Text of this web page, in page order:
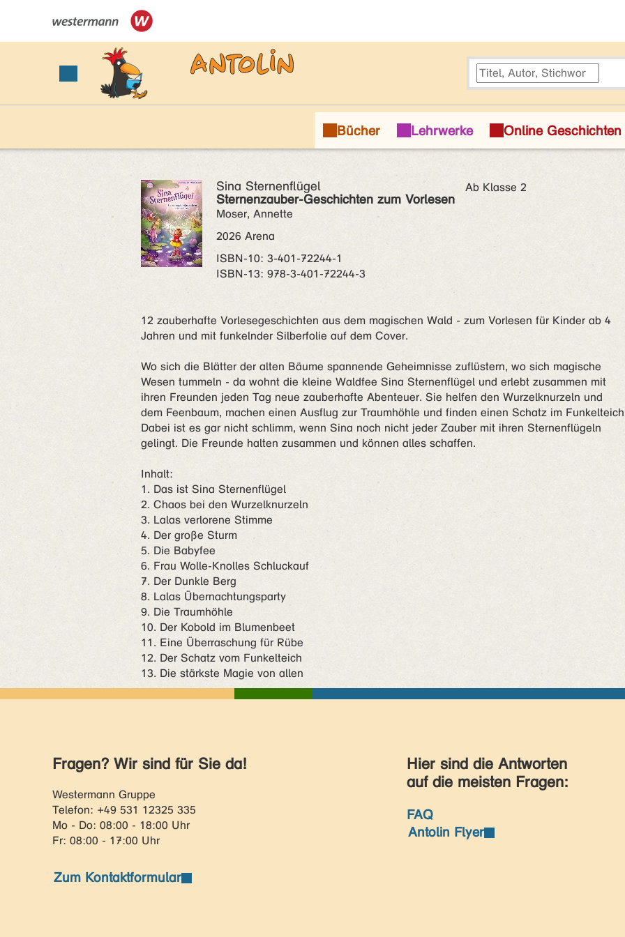
Sina Sternenflügel
Sternenzauber-Geschichten zum Vorlesen
Moser, Annette
2026 Arena
ISBN‑10: 3-401-72244-1
ISBN‑13: 978-3-401-72244-3
Ab Klasse 2
12 zauberhafte Vorlesegeschichten aus dem magischen Wald - zum Vorlesen für Kinder ab 4
Jahren und mit funkelnder Silberfolie auf dem Cover.
Wo sich die Blätter der alten Bäume spannende Geheimnisse zuflüstern, wo sich magische
Wesen tummeln - da wohnt die kleine Waldfee Sina Sternenflügel und erlebt zusammen mit
ihren Freunden jeden Tag neue zauberhafte Abenteuer. Sie helfen den Wurzelknurzeln und
dem Feenbaum, machen einen Ausflug zur Traumhöhle und finden einen Schatz im
Dabei ist es gar nicht schlimm, wenn Sina noch nicht jeder Zauber mit ihren Sternenflügeln
gelingt. Die Freunde halten zusammen und können alles schaffen.
Inhalt:
1. Das ist Sina Sternenflügel
2. Chaos bei den Wurzelknurzeln
3. Lalas verlorene Stimme
4. Der große Sturm
5. Die Babyfee
6. Frau Wolle-Knolles Schluckauf
7. Der Dunkle Berg
8. Lalas Übernachtungsparty
9. Die Traumhöhle
10. Der Kobold im Blumenbeet
11. Eine Überraschung für Rübe
12. Der Schatz vom Funkelteich
13. Die stärkste Magie von allen